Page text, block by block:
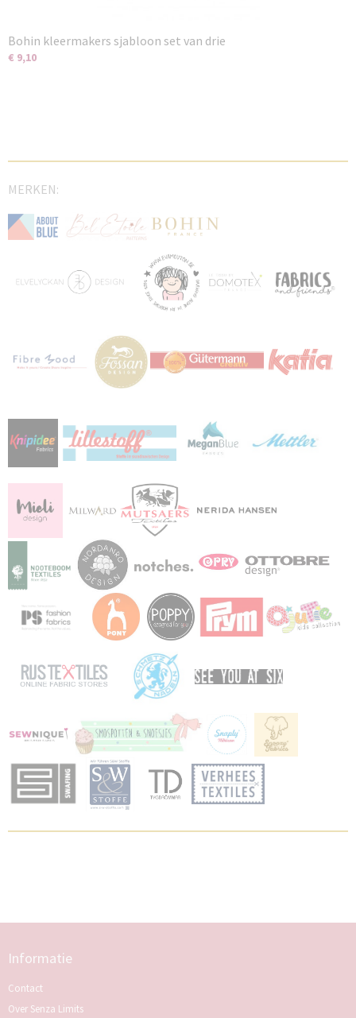
Bohin kleermakers sjabloon set van drie
€ 9,10
MERKEN:
Informatie
Contact
Over Senza Limits